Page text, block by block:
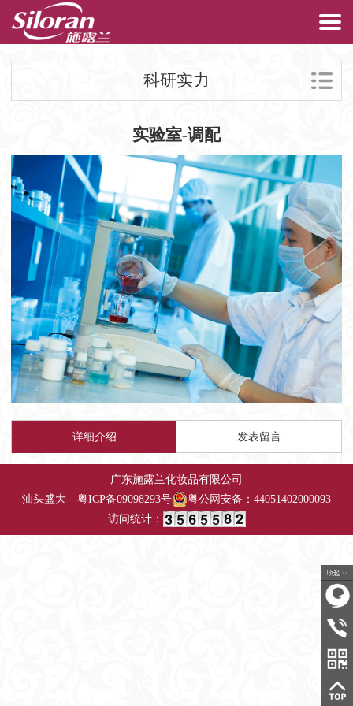
科研实力
实验室-调配
详细介绍 发表留言
广东施露兰化妆品有限公司
汕头盛大
粤ICP备09098293号
粤公网安备：44051402000093
访问统计：